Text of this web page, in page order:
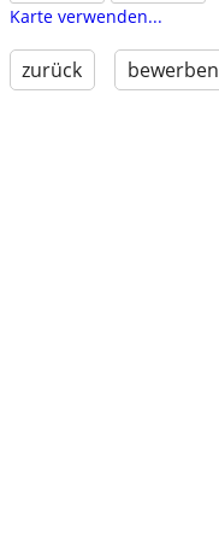
Karte verwenden...
zurück bewerben